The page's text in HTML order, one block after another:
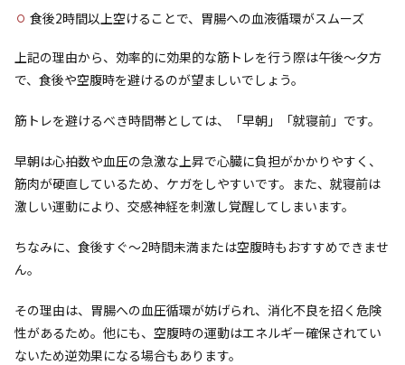
食後2時間以上空けることで、胃腸への血液循環がスムーズ
上記の理由から、効率的に効果的な筋トレを行う際は午後～夕方
で、食後や空腹時を避けるのが望ましいでしょう。
筋トレを避けるべき時間帯としては、「早朝」「就寝前」です。
早朝は心拍数や血圧の急激な上昇で心臓に負担がかかりやすく、
筋肉が硬直しているため、ケガをしやすいです。また、就寝前は
激しい運動により、交感神経を刺激し覚醒してしまいます。
ちなみに、食後すぐ～2時間未満または空腹時もおすすめできませ
ん。
その理由は、胃腸への血圧循環が妨げられ、消化不良を招く危険
性があるため。他にも、空腹時の運動はエネルギー確保されてい
ないため逆効果になる場合もあります。